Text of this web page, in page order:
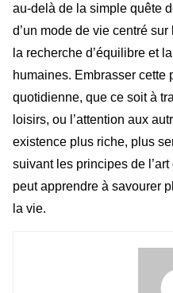
au-delà de la simple quête
d’un mode de vie centré
la recherche d’équilibre et
humaines. Embrasser
quotidienne, que ce soit à
loisirs, ou l’attention aux
existence plus riche, plus
suivant les principes de
peut apprendre à savourer
la vie.